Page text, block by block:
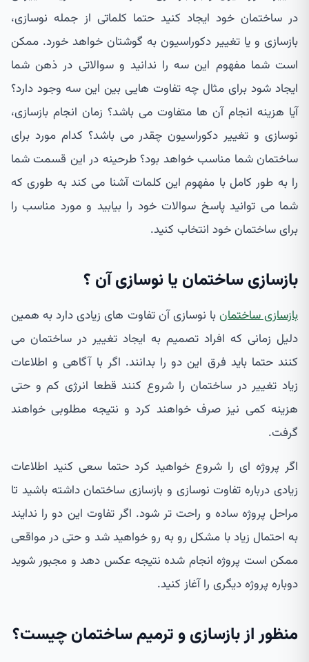
در ساختمان خود ایجاد کنید حتما کلماتی از جمله نوسازی،
بازسازی و یا تغییر دکوراسیون به گوشتان خواهد خورد. ممکن
است شما مفهوم این سه را ندانید و سوالاتی در ذهن شما
ایجاد شود برای مثال چه تفاوت هایی بین این سه وجود دارد؟
آیا هزینه انجام آن ها متفاوت می باشد؟ زمان انجام بازسازی،
نوسازی و تغییر دکوراسیون چقدر می باشد؟ کدام مورد برای
ساختمان شما مناسب خواهد بود؟ طرحینه در این قسمت شما
را به طور کامل با مفهوم این کلمات آشنا می کند به طوری که
شما می توانید پاسخ سوالات خود را بیابید و مورد مناسب را
برای ساختمان خود انتخاب کنید.
بازسازی ساختمان یا نوسازی آن ؟
بازسازی ساختمانبا نوسازی آن تفاوت های زیادی دارد به همین
دلیل زمانی که افراد تصمیم به ایجاد تغییر در ساختمان می
کنند حتما باید فرق این دو را بدانند. اگر با آگاهی و اطلاعات
زیاد تغییر در ساختمان را شروع کنند قطعا انرژی کم و حتی
هزینه کمی نیز صرف خواهند کرد و نتیجه مطلوبی خواهند
گرفت.
اگر پروژه ای را شروع خواهید کرد حتما سعی کنید اطلاعات
زیادی درباره تفاوت نوسازی و بازسازی ساختمان داشته باشید تا
مراحل پروژه ساده و راحت تر شود. اگر تفاوت این دو را ندایند
به احتمال زیاد با مشکل رو به رو خواهید شد و حتی در مواقعی
ممکن است پروژه انجام شده نتیجه عکس دهد و مجبور شوید
دوباره پروژه دیگری را آغاز کنید.
منظور از بازسازی و ترمیم ساختمان چیست؟